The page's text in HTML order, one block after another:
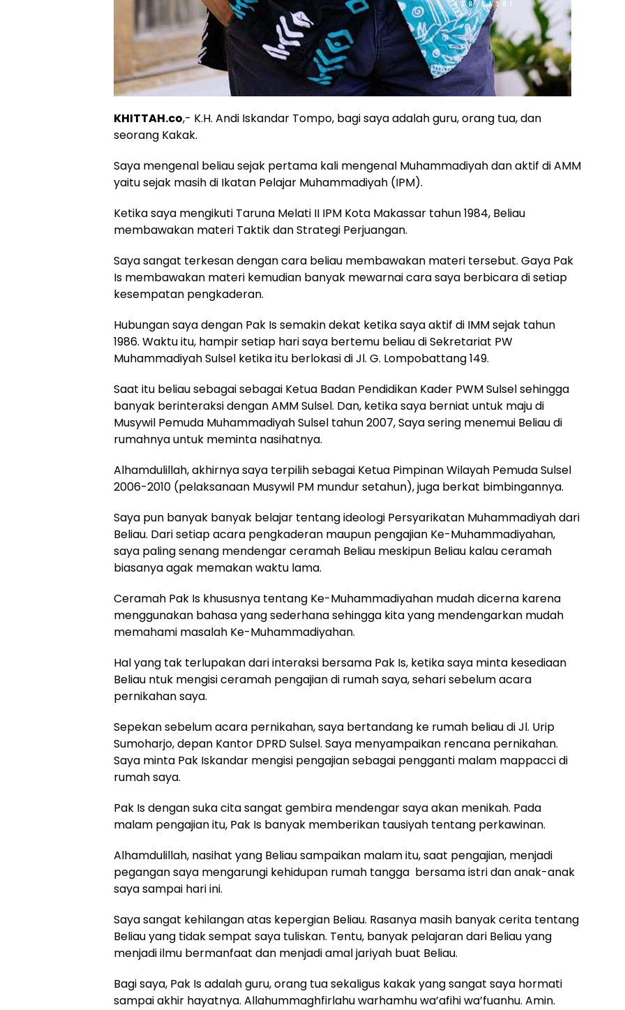
KHITTAH.co,- K.H. Andi Iskandar Tompo, bagi saya adalah guru, orang tua, dan
seorang Kakak.
Saya mengenal beliau sejak pertama kali mengenal Muhammadiyah dan aktif di AMM
yaitu sejak masih di Ikatan Pelajar Muhammadiyah (IPM).
Ketika saya mengikuti Taruna Melati II IPM Kota Makassar tahun 1984, Beliau
membawakan materi Taktik dan Strategi Perjuangan.
Saya sangat terkesan dengan cara beliau membawakan materi tersebut. Gaya Pak
Is membawakan materi kemudian banyak mewarnai cara saya berbicara di setiap
kesempatan pengkaderan.
Hubungan saya dengan Pak Is semakin dekat ketika saya aktif di IMM sejak tahun
1986. Waktu itu, hampir setiap hari saya bertemu beliau di Sekretariat PW
Muhammadiyah Sulsel ketika itu berlokasi di Jl. G. Lompobattang 149.
Saat itu beliau sebagai sebagai Ketua Badan Pendidikan Kader PWM Sulsel sehingga
banyak berinteraksi dengan AMM Sulsel. Dan, ketika saya berniat untuk maju di
Musywil Pemuda Muhammadiyah Sulsel tahun 2007, Saya sering menemui Beliau di
rumahnya untuk meminta nasihatnya.
Alhamdulillah, akhirnya saya terpilih sebagai Ketua Pimpinan Wilayah Pemuda Sulsel
2006-2010 (pelaksanaan Musywil PM mundur setahun), juga berkat bimbingannya.
Saya pun banyak banyak belajar tentang ideologi Persyarikatan Muhammadiyah dari
Beliau. Dari setiap acara pengkaderan maupun pengajian Ke-Muhammadiyahan,
saya paling senang mendengar ceramah Beliau meskipun Beliau kalau ceramah
biasanya agak memakan waktu lama.
Ceramah Pak Is khususnya tentang Ke-Muhammadiyahan mudah dicerna karena
menggunakan bahasa yang sederhana sehingga kita yang mendengarkan mudah
memahami masalah Ke-Muhammadiyahan.
Hal yang tak terlupakan dari interaksi bersama Pak Is, ketika saya minta kesediaan
Beliau ntuk mengisi ceramah pengajian di rumah saya, sehari sebelum acara
pernikahan saya.
Sepekan sebelum acara pernikahan, saya bertandang ke rumah beliau di Jl. Urip
Sumoharjo, depan Kantor DPRD Sulsel. Saya menyampaikan rencana pernikahan.
Saya minta Pak Iskandar mengisi pengajian sebagai pengganti malam mappacci di
rumah saya.
Pak Is dengan suka cita sangat gembira mendengar saya akan menikah. Pada
malam pengajian itu, Pak Is banyak memberikan tausiyah tentang perkawinan.
Alhamdulillah, nasihat yang Beliau sampaikan malam itu, saat pengajian, menjadi
pegangan saya mengarungi kehidupan rumah tangga bersama istri dan anak-anak
saya sampai hari ini.
Saya sangat kehilangan atas kepergian Beliau. Rasanya masih banyak cerita tentang
Beliau yang tidak sempat saya tuliskan. Tentu, banyak pelajaran dari Beliau yang
menjadi ilmu bermanfaat dan menjadi amal jariyah buat Beliau.
Bagi saya, Pak Is adalah guru, orang tua sekaligus kakak yang sangat saya hormati
sampai akhir hayatnya. Allahummaghfirlahu warhamhu wa’afihi wa’fuanhu. Amin.